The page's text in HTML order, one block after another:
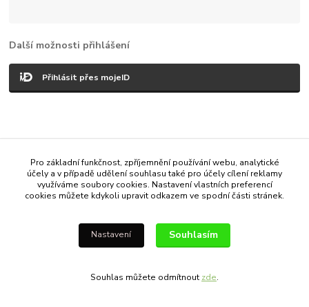
Další možnosti přihlášení
Přihlásit přes mojeID
Vytvořeno na Eshop-rychle.cz
Pro základní funkčnost, zpříjemnění používání webu, analytické
účely a v případě udělení souhlasu také pro účely cílení reklamy
využíváme soubory cookies. Nastavení vlastních preferencí
cookies můžete kdykoli upravit odkazem ve spodní části stránek.
Nastavení Souhlasím
Souhlas můžete odmítnout zde.